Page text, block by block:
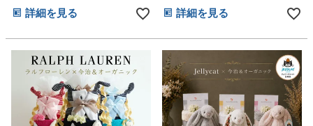
くすみカラー 今治タオル オ
ーガニック ダイパーケーキ
五三 初節句 子供の日 ギフト
セット 人気 端午の節句 桃の
節句 ひな祭り 男の子 女の子
詳細を見る
カラー 今治タオル オーガニ
ック ダイパーケーキ オシャ
ハロウィン バレンタイン 七
五三 初節句 子供の日 ギフト
セット 端午の節句 ひな祭り
詳細を見る